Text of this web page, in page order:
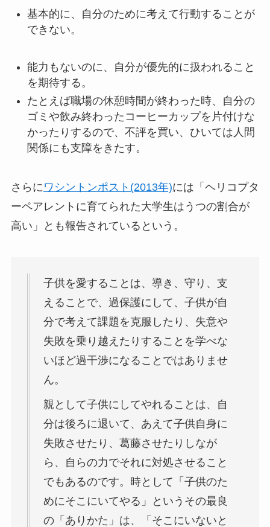
基本的に、自分のために考えて行動することが
できない。
能力もないのに、自分が優先的に扱われること
を期待する。
たとえば職場の休憩時間が終わった時、自分の
ゴミや飲み終わったコーヒーカップを片付けな
かったりするので、不評を買い、ひいては人間
関係にも支障をきたす。
さらに ワシントンポスト(2013年)には「ヘリコプタ
ーペアレントに育てられた大学生はうつの割合が
高い」とも報告されているという。
子供を愛することは、導き、守り、支
えることで、過保護にして、子供が自
分で考えて課題を克服したり、失意や
失敗を乗り越えたりすることを学べな
いほど過干渉になることではありませ
ん。
親として子供にしてやれることは、自
分は後ろに退いて、あえて子供自身に
失敗させたり、葛藤させたりしなが
ら、自らの力でそれに対処させること
でもあるのです。時として「子供のた
めにそこにいてやる」というその最良
の「ありかた」は、「そこにいないと